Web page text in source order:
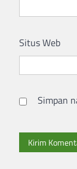
Situs Web
Simpan